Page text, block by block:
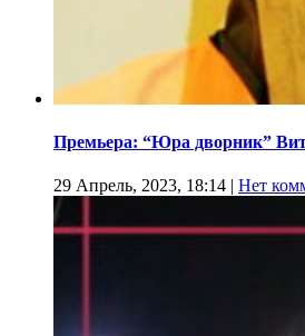
Премьера: “Юра дворник”
29 Апрель, 2023, 18:14 | Нет